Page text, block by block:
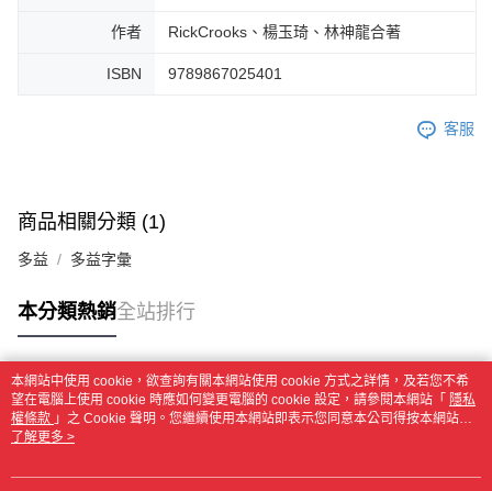
作者 RickCrooks、楊玉琦、林神龍合著
ISBN 9789867025401
客服
商品相關分類 (1)
多益 多益字彙
本分類熱銷全站排行
熱門標籤
本網站中使用 cookie，欲查詢有關本網站使用 cookie 方式之詳情，及若您不希
望在電腦上使用 cookie 時應如何變更電腦的 cookie 設定，請參閱本網站「 隱私
權條款 」之 Cookie 聲明。您繼續使用本網站即表示您同意本公司得按本網站使
用條款之 Cookie 聲明使用 cookie。
了解更多 >